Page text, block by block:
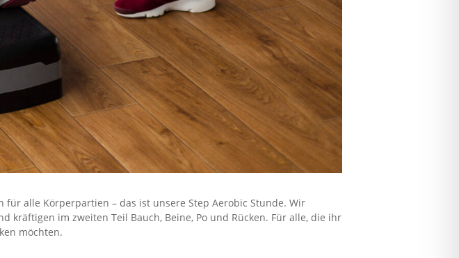
alle Körperpartien – das ist unsere Step Aerobic Stunde. Wir
im zweiten Teil Bauch, Beine, Po und Rücken. Für alle, die ihr
möchten.